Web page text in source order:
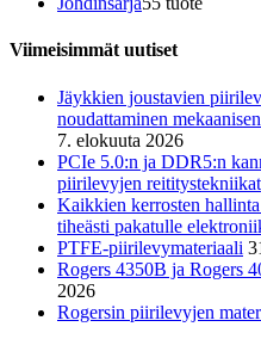
Viimeisimmät uutiset
Jäykkien joustavien
noudattaminen
7. elokuuta 2026
PCIe 5.0:n ja DDR5:n
piirilevyjen reititystekniikat
Kaikkien kerrosten
tiheästi pakatulle
PTFE-piirilevymateriaali
Rogers 4350B ja Rogers
2026
Rogersin piirilevyjen